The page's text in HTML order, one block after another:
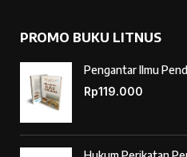
PROMO BUKU LITNUS
Pengantar Ilmu
Rp119.000